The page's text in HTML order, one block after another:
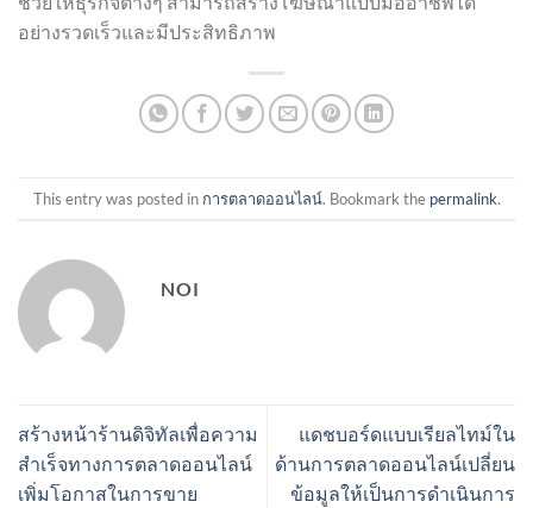
อย่างรวดเร็วและมีประสิทธิภาพ
This entry was posted in การตลาดออนไลน์. Bookmark the permalink.
NOI
สร้างหน้าร้านดิจิทัลเพื่อความ
สำเร็จทางการตลาดออนไลน์
เพิ่มโอกาสในการขาย
แดชบอร์ดแบบเรียลไทม์ใน
ด้านการตลาดออนไลน์เปลี่ยน
ข้อมูลให้เป็นการดำเนินการ